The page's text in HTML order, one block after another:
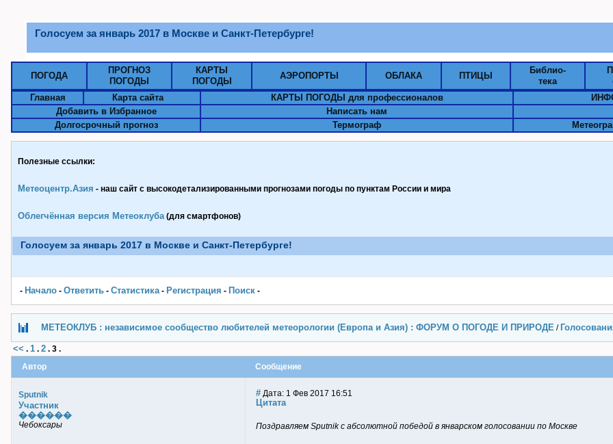
Голосуем за январь 2017 в Москве и Санкт-Петербурге!
ПОГОДА
ПРОГНОЗ
ПОГОДЫ
КАРТЫ
ПОГОДЫ
АЭРОПОРТЫ ОБЛАКА ПТИЦЫ
Библио-
тека
Главная
Карта сайта КАРТЫ ПОГОДЫ для профессионалов
Добавить в Избранное
Написать нам
Долгосрочный прогноз
Термограф
Полезные ссылки:
Метеоцентр.Азия - наш сайт с высокодетализированными прогнозами погоды по пунктам Pоссии и мира
Облегчённая версия Метеоклуба(для смартфонов)
Голосуем за январь 2017 в Москве и Санкт-Петербурге!
- Начало - Ответить - Статистика- Pегистрация - Поиск -
МЕТЕОКЛУБ : независимое сообщество любителей метеорологии (Европа и Азия) : ФОРУМ О ПОГОДЕ И ПРИРОДЕ /
<< . 1 . 2 . 3 .
Автор
Сообщение
Sputnik
Участник
������
Чебоксары
# Дата: 1 Фев 2017 16:51
Цитата
Поздравляем Sputnik с абсолютной победой в январском голосовании по Москве